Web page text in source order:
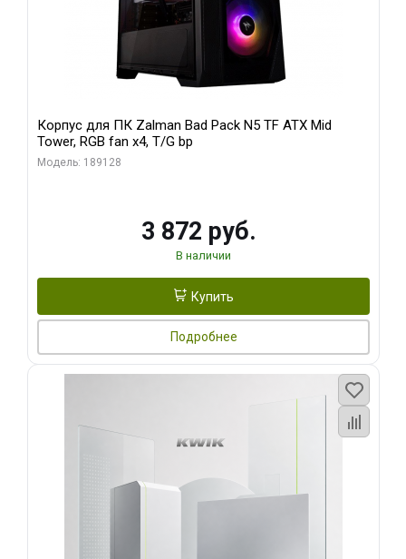
Корпус для ПК Zalman Bad Pack N5 TF ATX Mid
Tower, RGB fan x4, T/G bp
Модель: 189128
3 872 руб.
В наличии
Купить
Подробнее